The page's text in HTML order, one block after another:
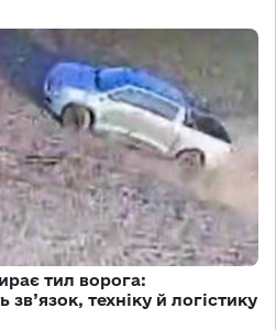
тил ворога:
техніку й логістику